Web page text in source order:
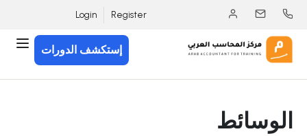
Register
Login
إستكشف الدورات
الوسائط